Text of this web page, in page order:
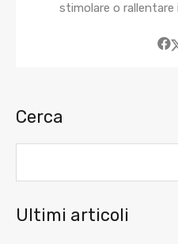
stimolare o rallentare
Cerca
Ultimi articoli